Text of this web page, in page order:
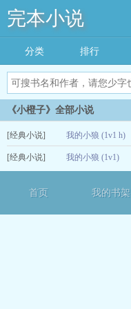
完本小说
分类 排行
《小橙子》全部小说
[经典小说] 我的小狼 (1v1 h)
[经典小说] 我的小狼 (1v1)
首页 我的书架